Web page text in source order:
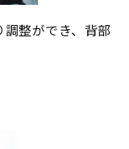
整ができ、背部